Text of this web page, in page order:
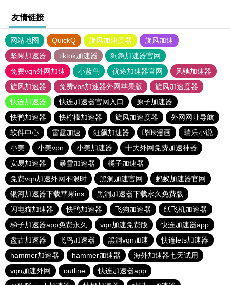
友情链接
网站地图 QuickQ 旋风加速度器
旋风加速
坚果加速器
tiktok加速器
狗急加速器官网
免费vqn外网加速
小蓝鸟 优途加速器官网
风驰加速器
旋风加速器
免费vps加速器外网苹果版
旋风加速度器
快连加速器
快连加速器官网入口
原子加速器
快鸭加速器
快柠檬加速器 旋风加速度器
外网网址导航
软件中心
雷霆加速 狂飙加速器 哔咔漫画
瑞乐小说
小美
小美vpn 小美加速器
十大外网免费加速神器
安易加速器
暴雪加速器
橘子加速器
免费vqn加速外网不限时
黑洞加速官网
蚂蚁加速器官网
银河加速器下载苹果ins
黑洞加速器下载永久免费版
闪电猫加速器
快鸭加速器 飞狗加速器
纸飞机加速器
梯子加速器app免费永久
vqn加速免费版
快连加速器app
盘古加速器
飞鸟加速器 黑洞vqn加速
快连lets加速器
hammer加速器
hammer加速器
海外加速器七天试用
vqn加速外网
outline
快连加速器app